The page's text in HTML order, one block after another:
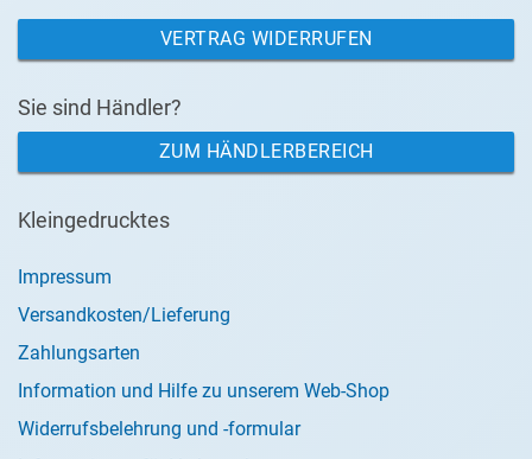
VERTRAG WIDERRUFEN
Sie sind Händler?
ZUM HÄNDLERBEREICH
Kleingedrucktes
Impressum
Versandkosten/Lieferung
Zahlungsarten
Information und Hilfe zu unserem Web-Shop
Widerrufsbelehrung und -formular